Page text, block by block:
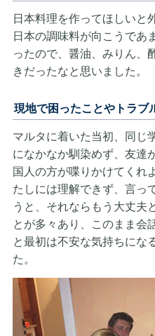
日本料理を作ってほしいと
日本の調味料が向こうであ
ったので、醤油、みりん、
きだったなと思いました。
現地で困ったことやトラブ
マルタに着いた当初、同じ
になかなか馴染めず、友達
国人の方が喋りかけてくれ
たしには理解できず、言っ
うと、それならもう大丈夫
とが多々あり、このまま会
と最初は不安な気持ちにな
た。